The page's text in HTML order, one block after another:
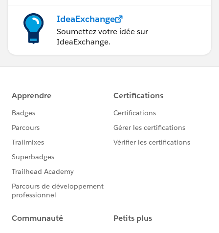
IdeaExchange
Soumettez votre idée sur
IdeaExchange.